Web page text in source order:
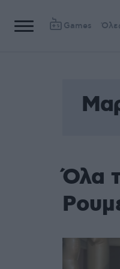
Games
Όλα